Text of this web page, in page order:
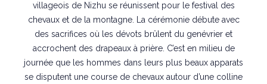
villageois de Nizhu se réunissent pour le festival des
chevaux et de la montagne. La cérémonie débute avec
des sacrifices où les dévots brûlent du genévrier et
accrochent des drapeaux à prière. C’est en milieu de
journée que les hommes dans leurs plus beaux apparats
se disputent une course de chevaux autour d’une colline